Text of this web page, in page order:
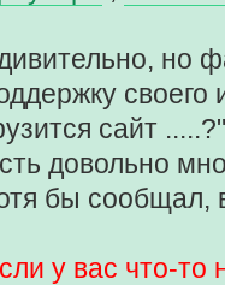
но
сайт .....?"
довольно
бы сообщал,
у вас что-то